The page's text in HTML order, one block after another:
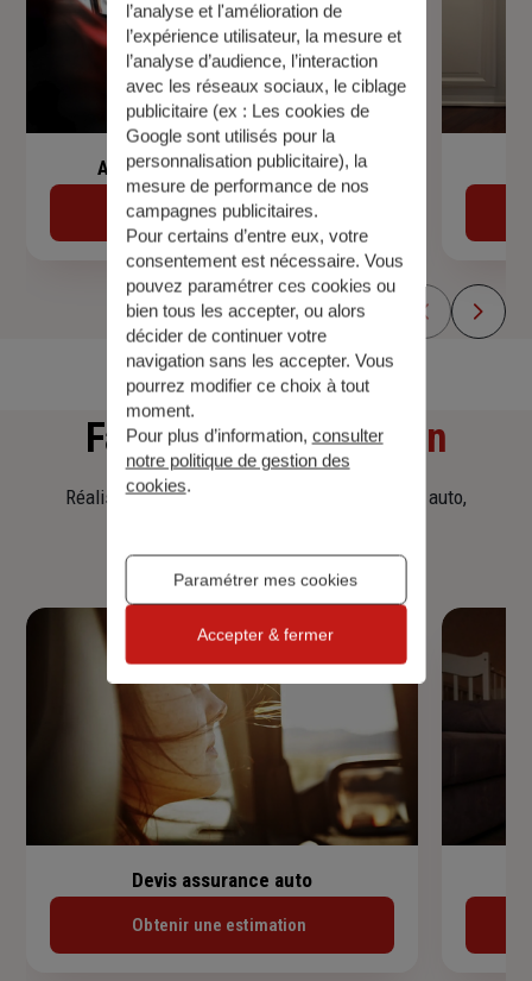
Assurance de prêt immobilier
Découvrir
Faitesune simulation
Réalisez une simulation tarifaire d'assurance, auto,
Devis assurance auto
Obtenir une estimation
l’analyse et l'amélioration de
l’expérience utilisateur, la mesure et
l’analyse d’audience, l’interaction
avec les réseaux sociaux, le ciblage
publicitaire (ex : Les cookies de
Google sont utilisés pour la
personnalisation publicitaire), la
mesure de performance de nos
campagnes publicitaires.
Pour certains d’entre eux, votre
consentement est nécessaire. Vous
pouvez paramétrer ces cookies ou
bien tous les accepter, ou alors
décider de continuer votre
navigation sans les accepter. Vous
pourrez modifier ce choix à tout
moment.
Pour plus d’information, consulter
notre politique de gestion des
cookies.
Paramétrer mes cookies
Accepter & fermer